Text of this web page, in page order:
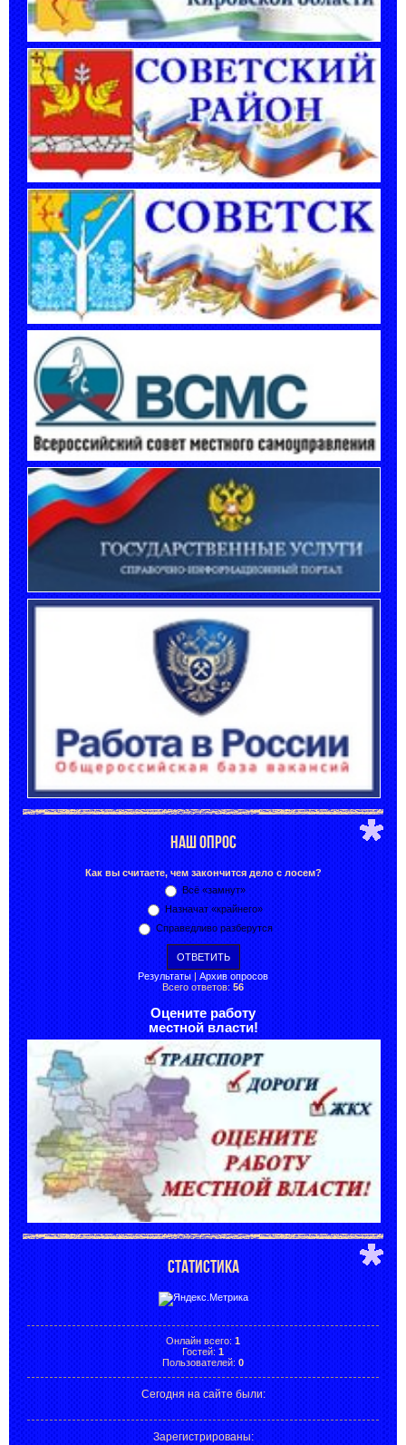
НАШ ОПРОС
Как вы считаете, чем закончится дело с лосем?
Всё «замнут»
Назначат «крайнего»
Справедливо разберутся
Результаты | Архив опросов
Всего ответов: 56
Оцените работу
местной власти!
СТАТИСТИКА
Онлайн всего: 1
Гостей: 1
Пользователей: 0
Сегодня на сайте были:
Зарегистрированы: